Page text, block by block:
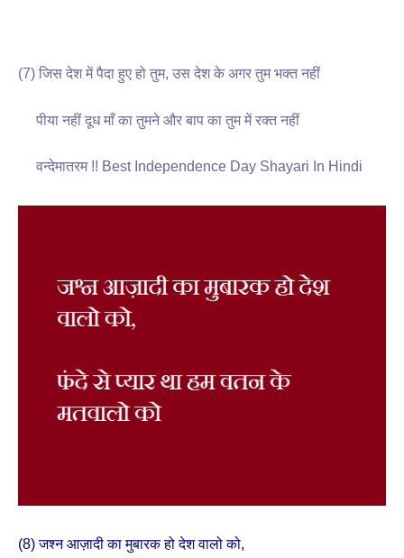
(7) जिस देश में पैदा हुए हो तुम, उस देश के अगर तुम भक्त नहीं
पीया नहीं दूध माँ का तुमने और बाप का तुम में रक्त नहीं
वन्देमातरम !! Best Independence Day Shayari In Hindi
(8) जश्न आज़ादी का मुबारक हो देश वालो को,